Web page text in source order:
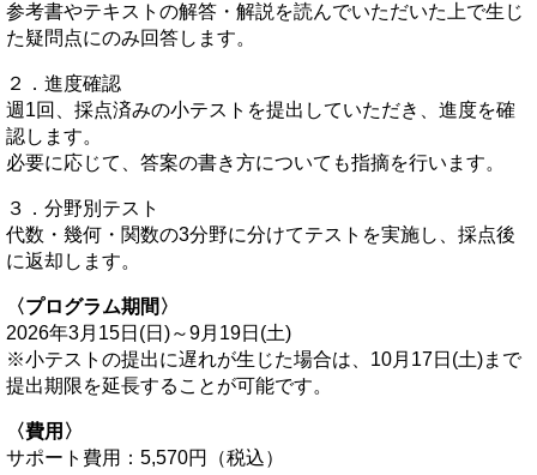
参考書やテキストの解答・解説を読んでいただいた上で生じ
た疑問点にのみ回答します。
２．進度確認
週1回、採点済みの小テストを提出していただき、進度を確
認します。
必要に応じて、答案の書き方についても指摘を行います。
３．分野別テスト
代数・幾何・関数の3分野に分けてテストを実施し、採点後
に返却します。
〈プログラム期間〉
2026年3月15日(日)～9月19日(土)
※小テストの提出に遅れが生じた場合は、10月17日(土)まで
提出期限を延長することが可能です。
〈費用〉
サポート費用：5,570円（税込）